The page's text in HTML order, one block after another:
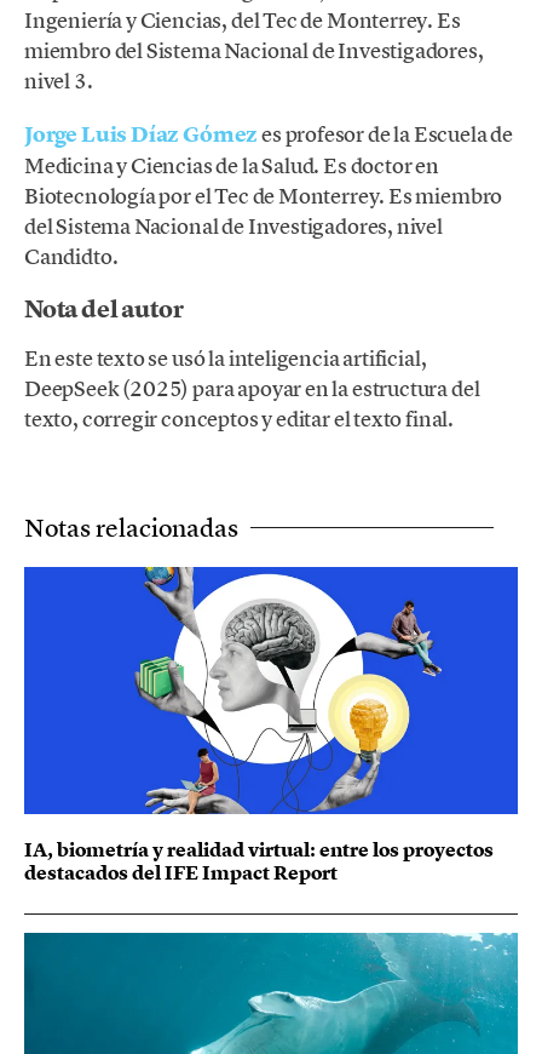
Ingeniería y Ciencias, del Tec de Monterrey. Es
miembro del Sistema Nacional de Investigadores,
nivel 3.
Jorge Luis Díaz Gómezes profesor de la Escuela de
Medicina y Ciencias de la Salud. Es doctor en
Biotecnología por el Tec de Monterrey. Es miembro
del Sistema Nacional de Investigadores, nivel
Candidto.
Nota del autor
En este texto se usó la inteligencia artificial,
DeepSeek (2025) para apoyar en la estructura del
texto, corregir conceptos y editar el texto final.
Notas relacionadas
IA, biometría y realidad virtual: entre los proyectos
destacados del IFE Impact Report